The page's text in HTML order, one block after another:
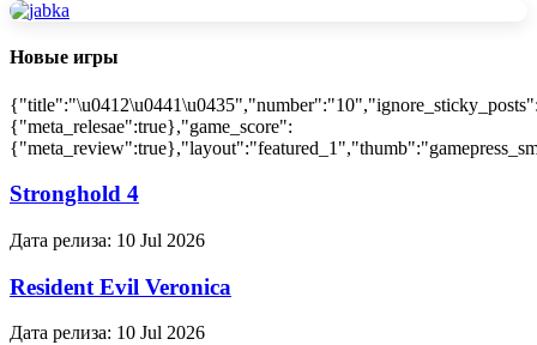
Новые игры
{"meta_relesae":true},"game_score":
Stronghold 4
Дата релиза: 10 Jul 2026
Resident Evil Veronica
Дата релиза: 10 Jul 2026